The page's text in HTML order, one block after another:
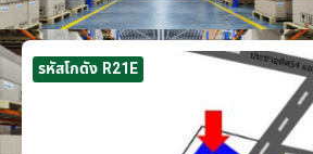
รหัสโกดัง R21E